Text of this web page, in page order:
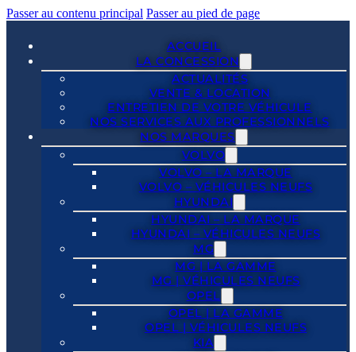
Passer au contenu principal Passer au pied de page
ACCUEIL
LA CONCESSION
ACTUALITÉS
VENTE & LOCATION
ENTRETIEN DE VOTRE VÉHICULE
NOS SERVICES AUX PROFESSIONNELS
NOS MARQUES
VOLVO
VOLVO – LA MARQUE
VOLVO – VÉHICULES NEUFS
HYUNDAI
HYUNDAI – LA MARQUE
HYUNDAI – VÉHICULES NEUFS
MG
MG | LA GAMME
MG | VÉHICULES NEUFS
OPEL
OPEL | LA GAMME
OPEL | VÉHICULES NEUFS
KIA